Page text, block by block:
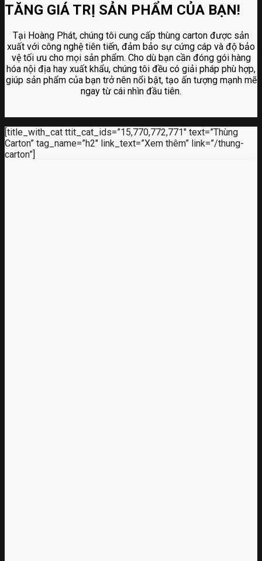
TĂNG GIÁ TRỊ SẢN PHẨM CỦA BẠN!
Tại Hoàng Phát, chúng tôi cung cấp thùng carton được sản
xuất với công nghệ tiên tiến, đảm bảo sự cứng cáp và độ bảo
vệ tối ưu cho mọi sản phẩm. Cho dù bạn cần đóng gói hàng
hóa nội địa hay xuất khẩu, chúng tôi đều có giải pháp phù hợp,
giúp sản phẩm của bạn trở nên nổi bật, tạo ấn tượng mạnh mẽ
ngay từ cái nhìn đầu tiên.
[title_with_cat ttit_cat_ids=”15,770,772,771″ text=”Thùng
Carton” tag_name=”h2″ link_text=”Xem thêm” link=”/thung-
carton”]